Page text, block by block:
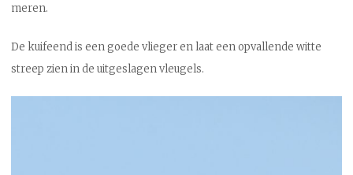
meren.
De kuifeend is een goede vlieger en laat een opvallende witte
streep zien in de uitgeslagen vleugels.